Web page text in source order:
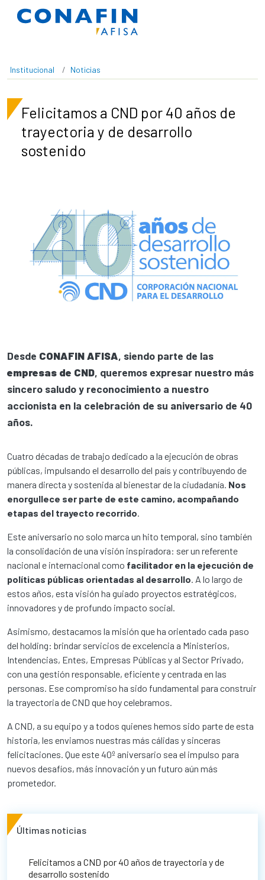
Pasar al contenido principal
Institucional Noticias
Felicitamos a CND por 40 años de
trayectoria y de desarrollo
sostenido
Desde CONAFIN AFISA, siendo parte de las
empresas de CND, queremos expresar nuestro más
sincero saludo y reconocimiento a nuestro
accionista en la celebración de su aniversario de 40
años.
Cuatro décadas de trabajo dedicado a la ejecución de obras
públicas, impulsando el desarrollo del país y contribuyendo de
manera directa y sostenida al bienestar de la ciudadanía. Nos
enorgullece ser parte de este camino, acompañando
etapas del trayecto recorrido
Este aniversario no solo marca un hito temporal, sino también
la consolidación de una visión inspiradora: ser un referente
nacional e internacional como facilitador en la ejecución de
políticas públicas orientadas al desarrollo . A lo largo de
estos años, esta visión ha guiado proyectos estratégicos,
innovadores y de profundo impacto social.
Asimismo, destacamos la misión que ha orientado cada paso
del holding: brindar servicios de excelencia a Ministerios,
Intendencias, Entes, Empresas Públicas y al Sector Privado,
con una gestión responsable, eficiente y centrada en las
personas. Ese compromiso ha sido fundamental para construir
la trayectoria de CND que hoy celebramos.
A CND, a su equipo y a todos quienes hemos sido parte de esta
historia, les enviamos nuestras más cálidas y sinceras
felicitaciones. Que este 40º aniversario sea el impulso para
nuevos desafíos, más innovación y un futuro aún más
prometedor.
Últimas noticias
Felicitamos a CND por 40 años de trayectoria y de
desarrollo sostenido